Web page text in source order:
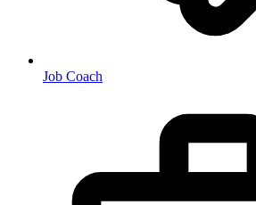
Job Coach